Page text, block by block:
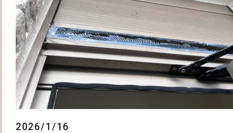
2026/1/16